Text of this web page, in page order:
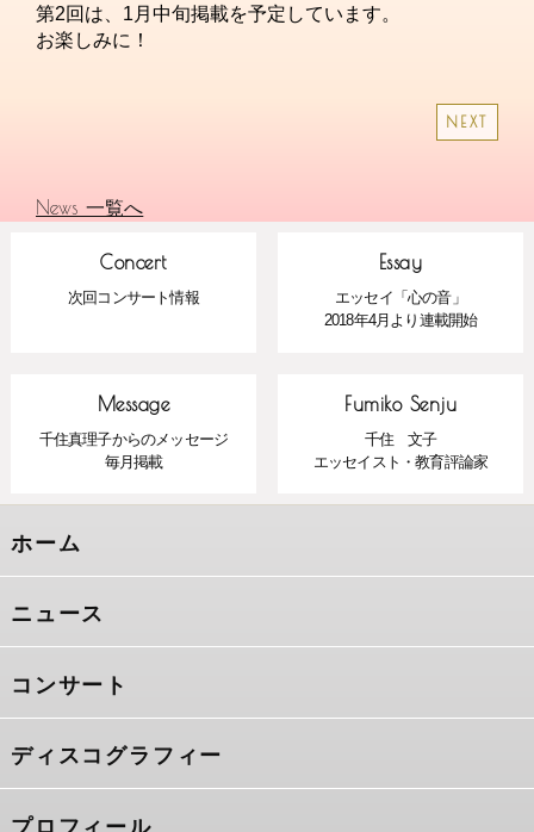
第2回は、1月中旬掲載を予定しています。
お楽しみに！
NEXT
News 一覧へ
Concert
次回コンサート情報
Essay
エッセイ「心の音」
2018年4月より連載開始
Message
千住真理子からのメッセージ
毎月掲載
Fumiko Senju
千住 文子
エッセイスト・教育評論家
ホーム
ニュース
コンサート
ディスコグラフィー
プロフィール